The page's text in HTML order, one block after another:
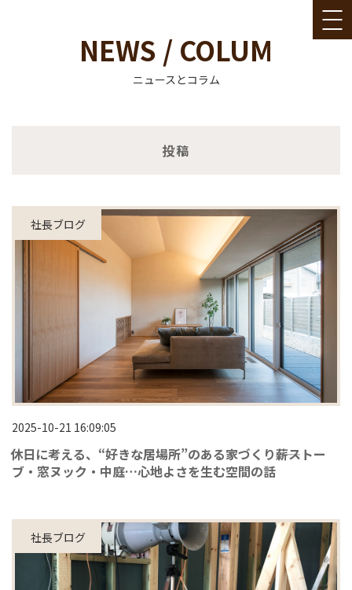
NEWS / COLUM
ニュースとコラム
ン
ツ
ス
ッ
プ
投稿
社長ブログ
2025-10-21 16:09:05
休日に考える、“好きな居場所”のある家づくり――薪ストー
ブ・窓ヌック・中庭…心地よさを生む空間の話
社長ブログ